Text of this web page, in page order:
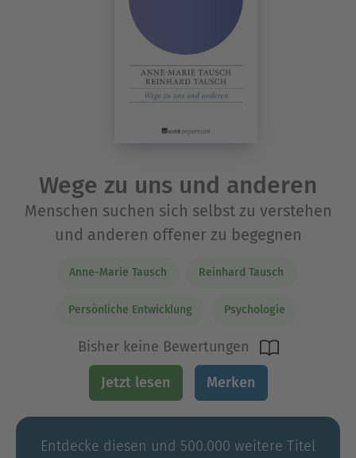
Wege zu uns und anderen
Menschen suchen sich selbst zu verstehen
und anderen offener zu begegnen
Anne-Marie Tausch Reinhard Tausch
Persönliche Entwicklung Psychologie
Bisher keine Bewertungen
Jetzt lesen Merken
Entdecke diesen und 500.000 weitere Titel